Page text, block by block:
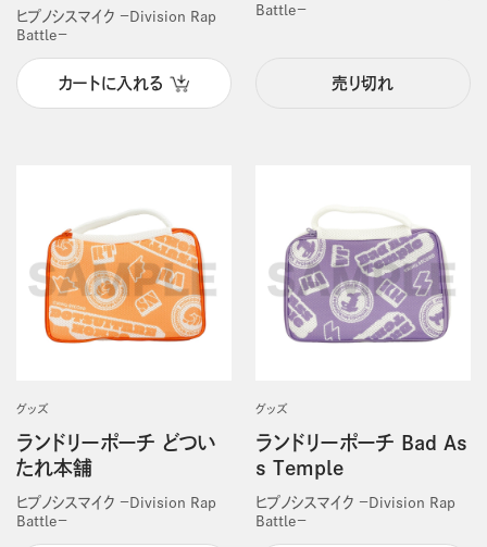
ヒプノシスマイク －Division Rap
Battle－
カートに入れる
Battle－
売り切れ
グッズ
ランドリーポーチ どつい
たれ本舗
ヒプノシスマイク －Division Rap
Battle－
グッズ
ランドリーポーチ Bad As
s Temple
ヒプノシスマイク －Division Rap
Battle－